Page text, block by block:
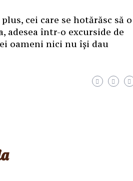
cei care se hotărăsc să o
adesea într-o excurside de
oameni nici nu își dau